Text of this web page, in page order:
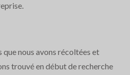
nous avons récoltées et
trouvé en début de recherche